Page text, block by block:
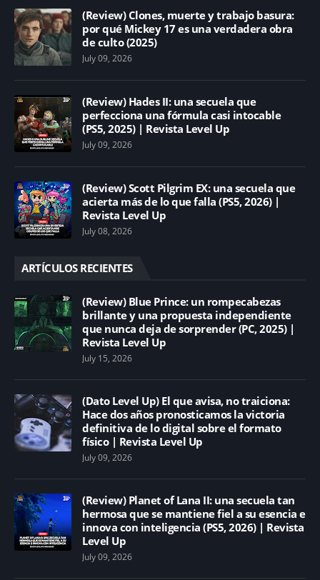
(Review) Clones, muerte y trabajo basura:
por qué Mickey 17 es una verdadera obra
de culto (2025)
July 09, 2026
(Review) Hades II: una secuela que
perfecciona una fórmula casi intocable
(PS5, 2025) | Revista Level Up
July 09, 2026
(Review) Scott Pilgrim EX: una secuela que
acierta más de lo que falla (PS5, 2026) |
Revista Level Up
July 08, 2026
ARTÍCULOS RECIENTES
(Review) Blue Prince: un rompecabezas
brillante y una propuesta independiente
que nunca deja de sorprender (PC, 2025) |
Revista Level Up
July 15, 2026
(Dato Level Up) El que avisa, no traiciona:
Hace dos años pronosticamos la victoria
definitiva de lo digital sobre el formato
físico | Revista Level Up
July 09, 2026
(Review) Planet of Lana II: una secuela tan
hermosa que se mantiene fiel a su esencia e
innova con inteligencia (PS5, 2026) | Revista
Level Up
July 09, 2026